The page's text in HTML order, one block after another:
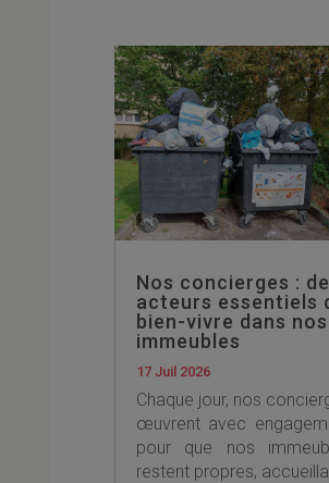
Nos concierges :
acteurs essentiels
bien-vivre dans nos
immeubles
17 Juil 2026
Chaque jour, nos
œuvrent avec
pour que nos
restent propres,